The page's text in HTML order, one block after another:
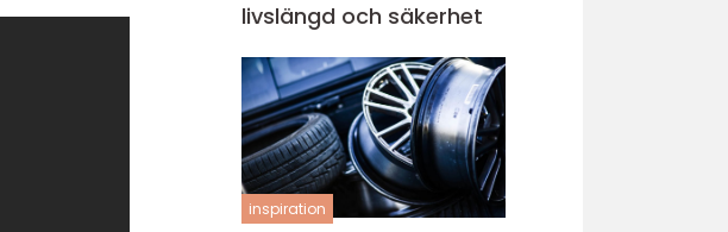
livslängd och säkerhet
inspiration